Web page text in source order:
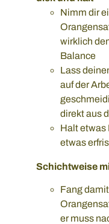
Nimm dir
wirklich
Balance
Lass
auf der
direkt aus
Halt etwas
etwas
Schichtweise
Fang
er muss